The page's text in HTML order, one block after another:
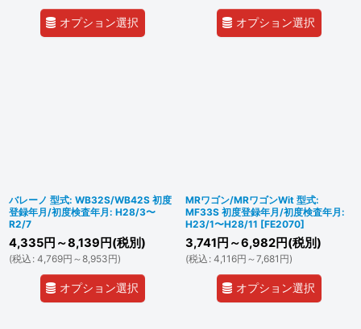
オプション選択 オプション選択
バレーノ 型式: WB32S/WB42S 初度
登録年月/初度検査年月: H28/3〜
R2/7
4,335円 ～8,139 円(税別)
(税込 : 4,769円 ～8,953円)
オプション選択
MRワゴン/MRワゴンWit 型式:
MF33S 初度登録年月/初度検査年月:
H23/1〜H28/11 [FE2070]
3,741 円 ～6,982円(税別)
(税込 : 4,116円 ～7,681 円)
オプション選択